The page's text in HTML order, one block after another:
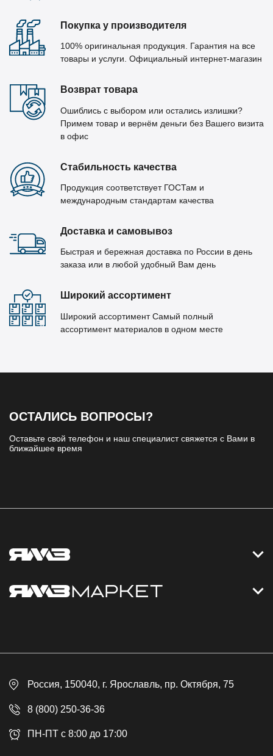
Покупка у производителя
100% оригинальная продукция. Гарантия на все
товары и услуги. Официальный интернет-магазин
Возврат товара
Ошиблись с выбором или остались излишки?
Примем товар и вернём деньги без Вашего визита
в офис
Стабильность качества
Продукция соответствует ГОСТам и
международным стандартам качества
Доставка и самовывоз
Быстрая и бережная доставка по России в день
заказа или в любой удобный Вам день
Широкий ассортимент
Широкий ассортимент Самый полный
ассортимент материалов в одном месте
ОСТАЛИСЬ ВОПРОСЫ?
Оставьте свой телефон и наш специалист свяжется с Вами в
ближайшее время
Контакты
Доставка
Контакты
Гарантия
Россия, 150040, г. Ярославль, пр. Октября, 75
8 (800) 250-36-36
ПН-ПТ с 8:00 до 17:00